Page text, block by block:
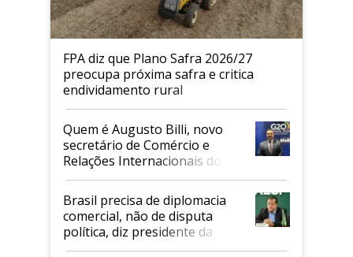
FPA diz que Plano Safra 2026/27
preocupa próxima safra e critica
endividamento rural
Quem é Augusto Billi, novo
secretário de Comércio e
Relações Internacionais do
Mapa
Brasil precisa de diplomacia
comercial, não de disputa
política, diz presidente da
Faesp